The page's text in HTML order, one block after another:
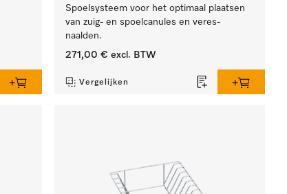
Spoelsysteem voor het optimaal plaatsen
van zuig- en spoelcanules en veres-
naalden.
271,00 € excl. BTW
Vergelijken